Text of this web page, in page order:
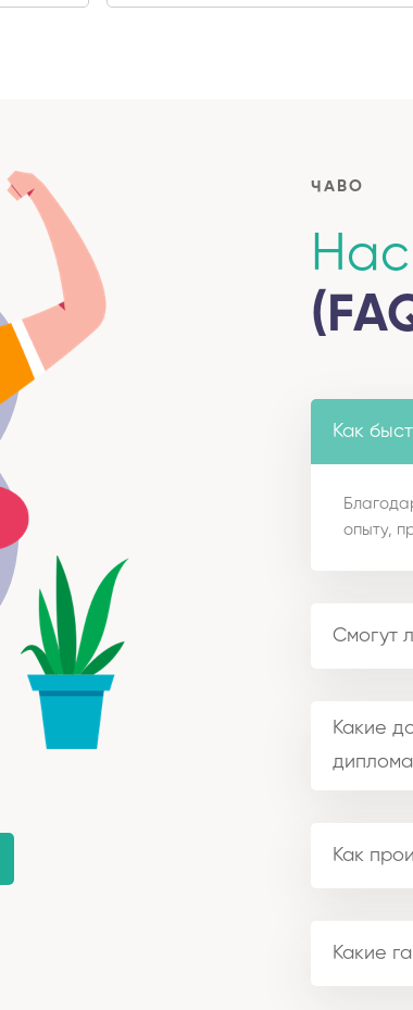
ЧАВО
Как
опыту,
Смогут
Какие
Как
Какие